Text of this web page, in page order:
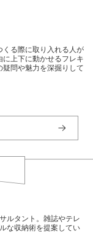
る際に取り入れる人が
上下に動かせるフレキ
問や魅力を深掘りして
ルタント。雑誌やテレ
な収納術を提案してい